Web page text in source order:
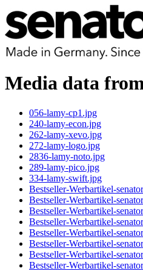
Media data
056-lamy-cp1.jpg
240-lamy-econ.jpg
262-lamy-xevo.jpg
272-lamy-logo.jpg
2836-lamy-noto.jpg
289-lamy-pico.jpg
334-lamy-swift.jpg
Bestseller-Werbartikel-
Bestseller-Werbartikel-
Bestseller-Werbartikel-
Bestseller-Werbartikel-
Bestseller-Werbartikel-
Bestseller-Werbartikel-
Bestseller-Werbartikel-
Bestseller-Werbartikel-